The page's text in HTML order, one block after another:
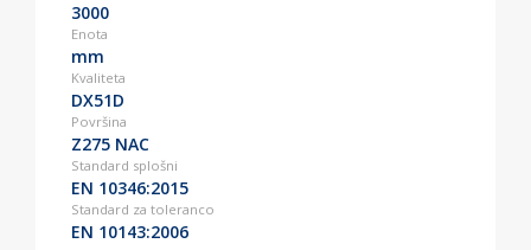
3000
Enota
mm
Kvaliteta
DX51D
Površina
Z275 NAC
Standard splošni
EN 10346:2015
Standard za toleranco
EN 10143:2006